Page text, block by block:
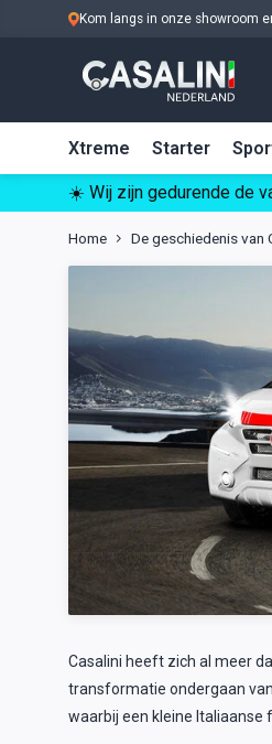
Kom langs in onze showroom
Xtreme Starter
☀️ Wij zijn gedurende de
Home De geschiedenis van
Casalini heeft zich al meer
transformatie ondergaan
waarbij een kleine